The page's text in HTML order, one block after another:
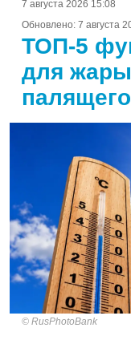
7 августа 2026 15:08
Обновлено: 7 августа
ТОП-5
для
RusPhotoBank